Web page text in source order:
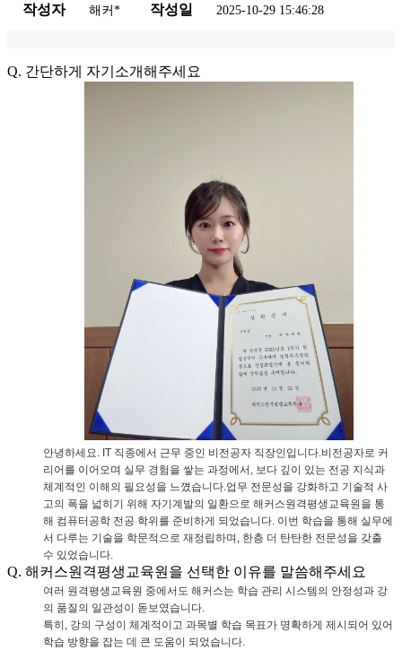
작성자 해커* 작성일 2025-10-29 15:46:28
Q. 간단하게 자기소개해주세요
안녕하세요. IT 직종에서 근무 중인 비전공자 직장인입니다.비전공자로 커
리어를 이어오며 실무 경험을 쌓는 과정에서 , 보다 깊이 있는 전공 지식과
체계적인 이해의 필요성을 느꼈습니다.업무 전문성을 강화하고 기술적 사
고의 폭을 넓히기 위해 자기계발의 일환으로 해커스원격평생교육원을 통
해 컴퓨터공학 전공 학위를 준비하게 되었습니다. 이번 학습을 통해 실무에
서 다루는 기술을 학문적으로 재정립하며 , 한층 더 탄탄한 전문성을 갖출
수 있었습니다.
Q. 해커스원격평생교육원을 선택한 이유를 말씀해주세요
여러 원격평생교육원 중에서도 해커스는 학습 관리 시스템의 안정성과 강
의 품질의 일관성이 돋보였습니다.
특히 , 강의 구성이 체계적이고 과목별 학습 목표가 명확하게 제시되어 있어
학습 방향을 잡는 데 큰 도움이 되었습니다.